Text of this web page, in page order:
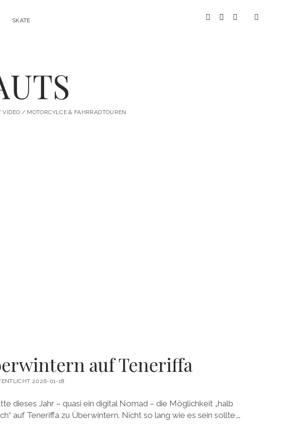
SKATE instagram
youtubespotify
/ MOTORCYLCE & FAHRRADTOUREN
auf Teneriffa
2026-01-18
dieses Jahr – quasi ein digital Nomad – die Möglichkeit „halb
auf Teneriffa zu Überwintern. Nicht so lang wie es sein sollte,…